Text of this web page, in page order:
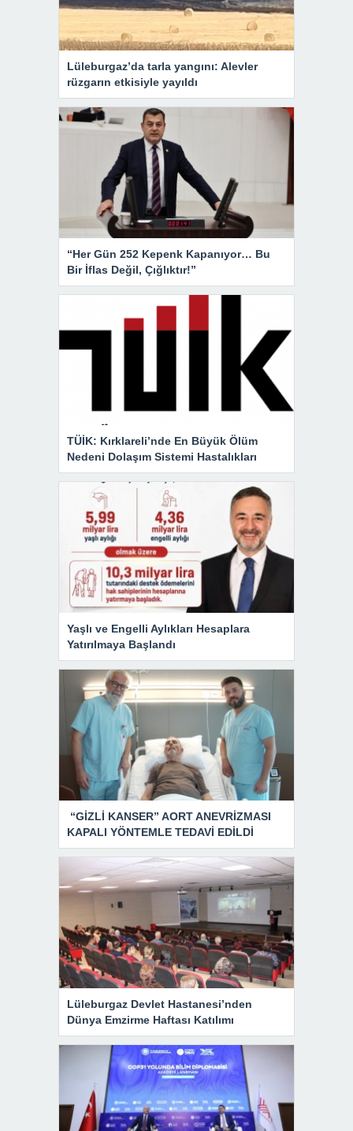
Lüleburgaz’da tarla yangını: Alevler
rüzgarın etkisiyle yayıldı
“Her Gün 252 Kepenk Kapanıyor… Bu
Bir İflas Değil, Çığlıktır!”
TÜİK: Kırklareli’nde En Büyük Ölüm
Nedeni Dolaşım Sistemi Hastalıkları
Yaşlı ve Engelli Aylıkları Hesaplara
Yatırılmaya Başlandı
“GİZLİ KANSER” AORT ANEVRİZMASI
KAPALI YÖNTEMLE TEDAVİ EDİLDİ
Lüleburgaz Devlet Hastanesi’nden
Dünya Emzirme Haftası Katılımı